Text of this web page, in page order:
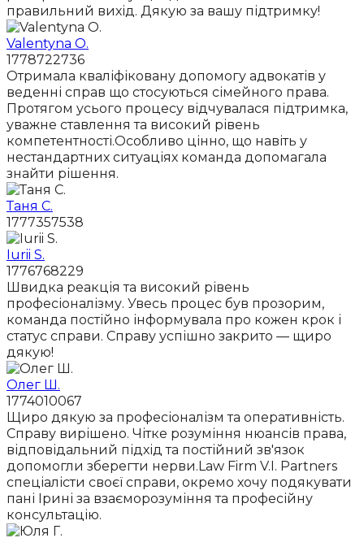
правильний вихід. Дякую за вашу підтримку!
Valentyna O.
1778722736
Отримала кваліфіковану допомогу адвокатів у
веденні справ що стосуються сімейного права.
Протягом усього процесу відчувалася підтримка,
уважне ставлення та високий рівень
компетентності.Особливо цінно, що навіть у
нестандартних ситуаціях команда допомагала
знайти рішення.
Таня С.
1777357538
Iurii S.
1776768229
Швидка реакція та високий рівень
професіоналізму. Увесь процес був прозорим,
команда постійно інформувала про кожен крок і
статус справи. Справу успішно закрито — щиро
дякую!
Олег Ш.
1774010067
Щиро дякую за професіоналізм та оперативність.
Справу вирішено. Чітке розуміння нюансів права,
відповідальний підхід та постійний зв'язок
допомогли зберегти нерви.Law Firm V.I. Partners
спеціалісти своєї справи, окремо хочу подякувати
пані Ірині за взаєморозуміння та професійну
консультацію.